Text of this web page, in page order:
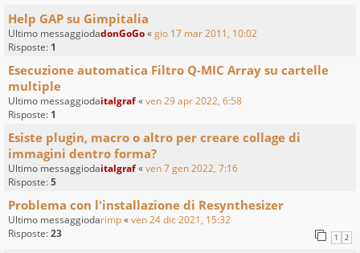
Help GAP su Gimpitalia
Ultimo messaggiodadonGoGo«gio 17 mar 2011, 10:02
Risposte: 1
Esecuzione automatica Filtro Q-MIC Array su cartelle
multiple
Ultimo messaggiodaitalgraf«ven 29 apr 2022, 6:58
Risposte: 1
Esiste plugin, macro o altro per creare collage di
immagini dentro forma?
Ultimo messaggiodaitalgraf«ven 7 gen 2022, 7:16
Risposte:5
Problema con l'installazione di Resynthesizer
Ultimo messaggiodarimp«ven 24 dic 2021, 15:32
Risposte:23 1 2